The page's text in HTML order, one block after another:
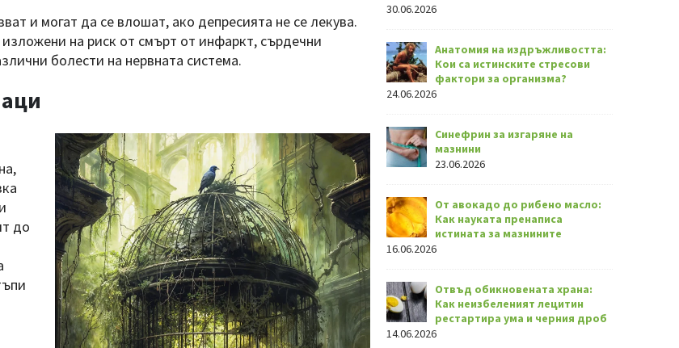
и могат да се влошат, ако депресията не се лекува.
на риск от смърт от инфаркт, сърдечни
болести на нервната система.
до
30.06.2026
Анатомия на издръжливостта:
Кои са истинските стресови
фактори за организма?
24.06.2026
Синефрин за изгаряне на
мазнини
23.06.2026
От авокадо до рибено масло:
Как науката пренаписа
истината за мазнините
16.06.2026
Отвъд обикновената храна:
Как неизбеленият лецитин
рестартира ума и черния дроб
14.06.2026